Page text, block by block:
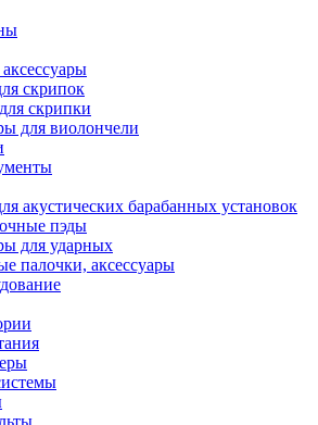
скрипок
скрипки
для виолончели
акустических барабанных установок
пэды
для ударных
палочки, аксессуары